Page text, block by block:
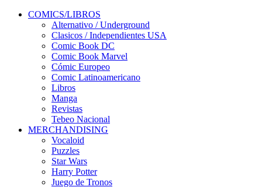
COMICS/LIBROS
Alternativo / Underground
Clasicos / Independientes USA
Comic Book DC
Comic Book Marvel
Cómic Europeo
Comic Latinoamericano
Libros
Manga
Revistas
Tebeo Nacional
MERCHANDISING
Vocaloid
Puzzles
Star Wars
Harry Potter
Juego de Tronos